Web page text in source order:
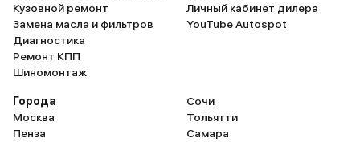
Кузовной ремонт
Замена масла и фильтров
Диагностика
Ремонт КПП
Шиномонтаж
Личный кабинет дилера
YouTube Autospot
Города
Москва
Пенза
Сочи
Тольятти
Самара